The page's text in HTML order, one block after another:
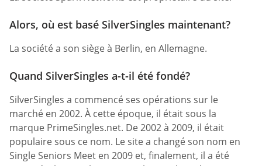
Alors, où est basé SilverSingles maintenant?
La société a son siège à Berlin, en Allemagne.
Quand SilverSingles a-t-il été fondé?
SilverSingles a commencé ses opérations sur le
marché en 2002. À cette époque, il était sous la
marque PrimeSingles.net. De 2002 à 2009, il était
populaire sous ce nom. Le site a changé son nom en
Single Seniors Meet en 2009 et, finalement, il a été